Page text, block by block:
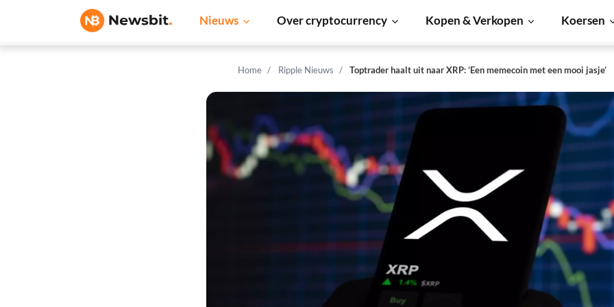
Nieuws Over cryptocurrency Kopen & Verkopen Koersen
Home Ripple Nieuws Toptrader haalt uit naar XRP: ‘Een memecoin met een mooi jasje’